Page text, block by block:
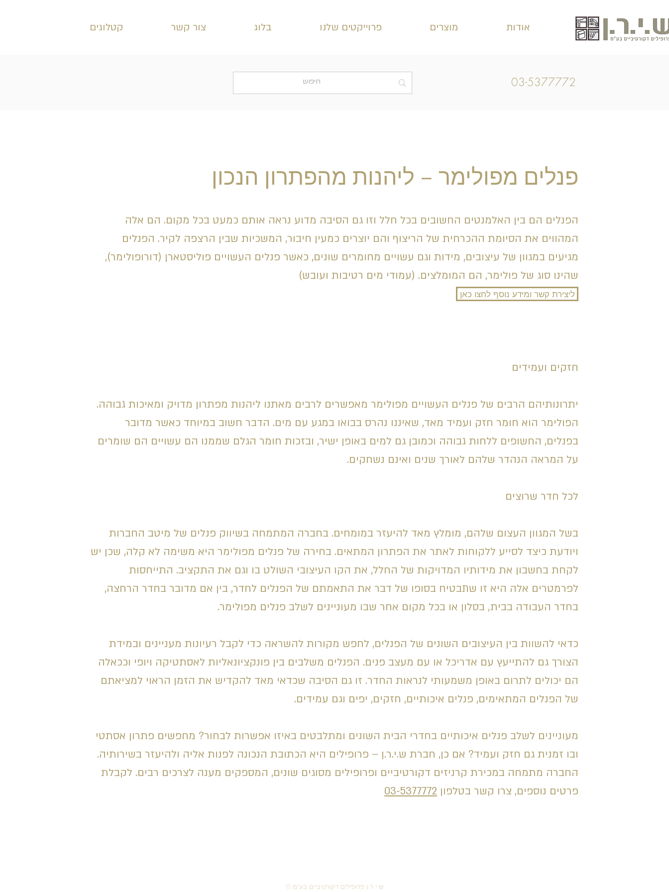
אודות מוצרים פרוייקטים שלנו בלוג צור קשר קטלוגים
03-5377772
פנלים מפולימר – ליהנות מהפתרון הנכון
הפנלים הם בין האלמנטים החשובים בכל חלל וזו גם הסיבה מדוע נראה אותם כמעט בכל מקום. הם אלה
המהווים את הסיומת ההכרחית של הריצוף והם יוצרים כמעין חיבור, המשכיות שבין הרצפה לקיר. הפנלים
מגיעים במגוון של עיצובים, מידות וגם עשויים מחומרים שונים, כאשר פנלים העשויים פוליסטארן (דורופולימר),
שהינו סוג של פולימר, הם המומלצים. (עמודי מים רטיבות ועובש)
חזקים ועמידים
יתרונותיהם הרבים של פנלים העשויים מפולימר מאפשרים לרבים מאתנו ליהנות מפתרון מדויק ומאיכות גבוהה.
הפולימר הוא חומר חזק ועמיד מאד, שאיננו נהרס בבואו במגע עם מים. הדבר חשוב במיוחד כאשר מדובר
בפנלים, החשופים ללחות גבוהה וכמובן גם למים באופן ישיר, ובזכות חומר הגלם שממנו הם עשויים הם שומרים
על המראה הנהדר שלהם לאורך שנים ואינם נשחקים.
לכל חדר שרוצים
בשל המגוון העצום שלהם, מומלץ מאד להיעזר במומחים. בחברה המתמחה בשיווק פנלים של מיטב החברות
ויודעת כיצד לסייע ללקוחות לאתר את הפתרון המתאים. בחירה של פנלים מפולימר היא משימה לא קלה, שכן יש
לקחת בחשבון את מידותיו המדויקות של החלל, את הקו העיצובי השולט בו וגם את התקציב. התייחסות
לפרמטרים אלה היא זו שתבטיח בסופו של דבר את התאמתם של הפנלים לחדר, בין אם מדובר בחדר הרחצה,
בחדר העבודה בבית, בסלון או בכל מקום אחר שבו מעוניינים לשלב פנלים מפולימר.
כדאי להשוות בין העיצובים השונים של הפנלים, לחפש מקורות להשראה כדי לקבל רעיונות מעניינים ובמידת
הצורך גם להתייעץ עם אדריכל או עם מעצב פנים. הפנלים משלבים בין פונקציונאליות לאסתטיקה ויופי וככאלה
הם יכולים לתרום באופן משמעותי לנראות החדר. זו גם הסיבה שכדאי מאד להקדיש את הזמן הראוי למציאתם
של הפנלים המתאימים, פנלים איכותיים, חזקים, יפים וגם עמידים.
מעוניינים לשלב פנלים איכותיים בחדרי הבית השונים ומתלבטים באיזו אפשרות לבחור? מחפשים פתרון אסתטי
ובו זמנית גם חזק ועמיד? אם כן, חברת ש.י.ר.ן – פרופילים היא הכתובת הנכונה לפנות אליה ולהיעזר בשירותיה.
החברה מתמחה במכירת קרניזים דקורטיביים ופרופילים מסוגים שונים, המספקים מענה לצרכים רבים. לקבלת
פרטים נוספים, צרו קשר בטלפון 03-5377772
ליצירת קשר ומידע נוסף לחצו כאן
© ש.י.ר.ן פרופילים דקורטיביים בע"מ